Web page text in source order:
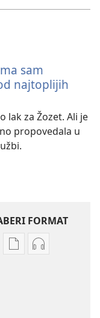
sam
najtoplijih
lak za Žozet. Ali je
propovedala u
FORMAT
FormatiFormati